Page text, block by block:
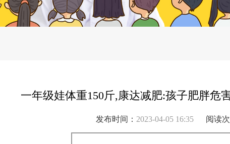
一年级娃体重150斤,康达减肥:孩子肥胖危
发布时间： 2023-04-05 16:35 阅读次